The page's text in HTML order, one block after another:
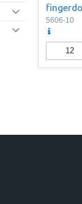
5606-10